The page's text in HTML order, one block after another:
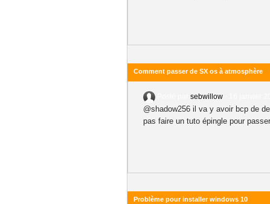
Comment passer de SX os à atmosphère
sebwillow
@shadow256 il va y avoir bcp de
pas faire un tuto épingle pour
Problème pour installer windows 10